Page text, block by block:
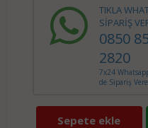
TIKLA
SİPARİŞ
0850
2820
7x24
de Sipariş
Sepete ekle